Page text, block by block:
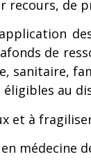
recours, de
de
sanitaire,
éligibles au
et à